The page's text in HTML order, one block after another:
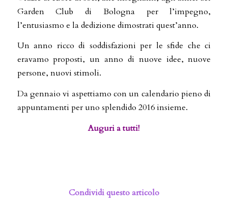
Garden Club di Bologna per l’impegno,
l’entusiasmo e la dedizione dimostrati quest’anno.
Un anno ricco di soddisfazioni per le sfide che ci
eravamo proposti, un anno di nuove idee, nuove
persone, nuovi stimoli.
Da gennaio vi aspettiamo con un calendario pieno di
appuntamenti per uno splendido 2016 insieme.
Auguri a tutti!
Condividi questo articolo